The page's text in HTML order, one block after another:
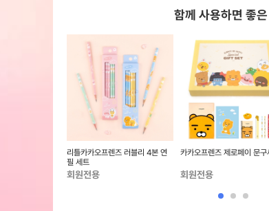
함께 사용하면 좋
리틀카카오프렌즈 러블리 4본 연
필 세트
회원전용
카카오프렌즈 제로페이 문
회원전용